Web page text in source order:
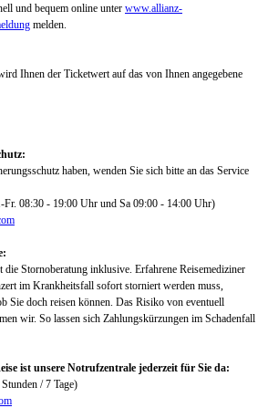
und bequem online unter www.allianz-
melden.
Ihnen der Ticketwert auf das von Ihnen angegebene
haben, wenden Sie sich bitte an das Service
08:30 - 19:00 Uhr und Sa 09:00 - 14:00 Uhr)
Stornoberatung inklusive. Erfahrene Reisemediziner
im Krankheitsfall sofort storniert werden muss,
Sie doch reisen können. Das Risiko von eventuell
wir. So lassen sich Zahlungskürzungen im Schadenfall
ist unsere Notrufzentrale jederzeit für Sie da:
/ 7 Tage)